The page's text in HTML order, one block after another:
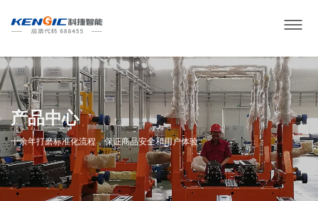
产品中心
十余年打磨标准化流程，保证商品安全和用户体验